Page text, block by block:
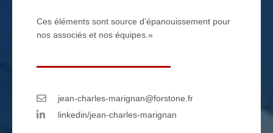
Ces éléments sont source d’épanouissement pour
nos associés et nos équipes.»
jean-charles-marignan@forstone.fr
linkedin/jean-charles-marignan